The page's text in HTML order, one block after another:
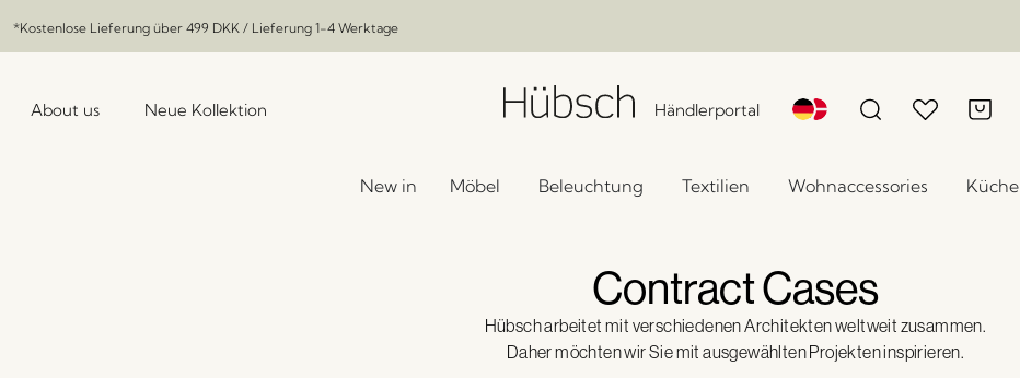
*Kostenlose Lieferung über 499 DKK / Lieferung 1-4 Werktage
About us Neue Kollektion Händlerportal
New in Möbel Beleuchtung Textilien Wohnaccessories Küche
Contract Cases
Hübsch arbeitet mit verschiedenen Architekten weltweit zusammen.
Daher möchten wir Sie mit ausgewählten Projekten inspirieren.